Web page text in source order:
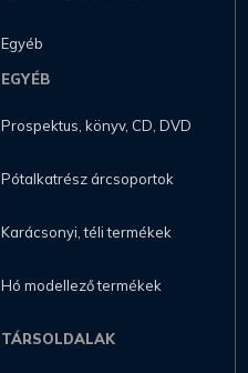
Egyéb
EGYÉB
Prospektus, könyv, CD, DVD
Pótalkatrész árcsoportok
Karácsonyi, téli termékek
Hó modellező termékek
TÁRSOLDALAK